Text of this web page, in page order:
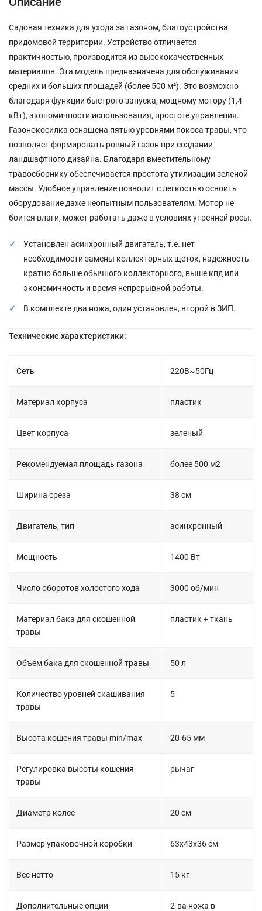
Садовая техника для ухода за газоном, благоустройства
придомовой территории. Устройство отличается
практичностью, производится из высококачественных
материалов. Эта модель предназначена для обслуживания
средних и больших площадей (более 500 м²). Это возможно
благодаря функции быстрого запуска, мощному мотору (1,4
кВт), экономичности использования, простоте управления.
Газонокосилка оснащена пятью уровнями покоса травы, что
позволяет формировать ровный газон при создании
ландшафтного дизайна. Благодаря вместительному
травосборнику обеспечивается простота утилизации зеленой
массы. Удобное управление позволит с легкостью освоить
оборудование даже неопытным пользователям. Мотор не
боится влаги, может работать даже в условиях утренней росы.
Установлен асинхронный двигатель, т.е. нет
необходимости замены коллекторных щеток, надежность
кратно больше обычного коллекторного, выше кпд или
экономичность и время непрерывной работы.
В комплекте два ножа, один установлен, второй в ЗИП.
Технические характеристики:
Сеть 220В~50Гц
Материал корпуса пластик
Цвет корпуса зеленый
Рекомендуемая площадь газона более 500 м2
Ширина среза 38 см
Двигатель, тип асинхронный
Мощность 1400 Вт
Число оборотов холостого хода 3000 об/мин
Материал бака для скошенной
травы
пластик + ткань
Объем бака для скошенной травы 50 л
Количество уровней скашивания
травы
5
Высота кошения травы min/max 20-65 мм
Регулировка высоты кошения
травы
рычаг
Диаметр колес 20 см
Размер упаковочной коробки 63х43х36 см
Вес нетто 15 кг
Дополнительные опции
2-ва ножа в